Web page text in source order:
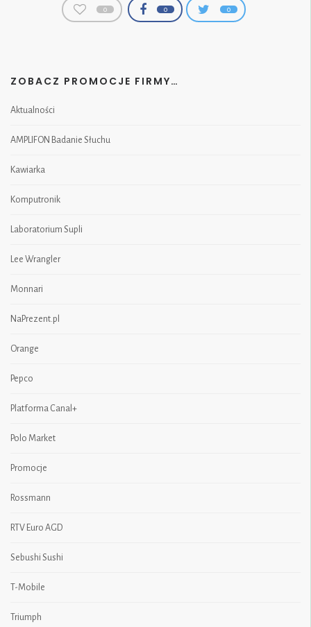
0 0 0
ZOBACZ PROMOCJE FIRMY…
Aktualności
AMPLIFON Badanie Słuchu
Kawiarka
Komputronik
Laboratorium Supli
Lee Wrangler
Monnari
NaPrezent.pl
Orange
Pepco
Platforma Canal+
Polo Market
Promocje
Rossmann
RTV Euro AGD
Sebushi Sushi
T-Mobile
Triumph